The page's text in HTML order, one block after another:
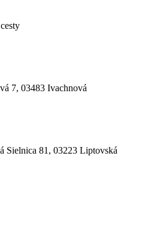
7, 03483 Ivachnová
Sielnica 81, 03223 Liptovská